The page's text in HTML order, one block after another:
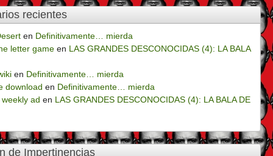
recientes
en Definitivamente… mierda
letter game en LAS GRANDES DESCONOCIDAS (4): LA BALA
en Definitivamente… mierda
download en Definitivamente… mierda
ad en LAS GRANDES DESCONOCIDAS (4): LA BALA DE
de Impertinencias